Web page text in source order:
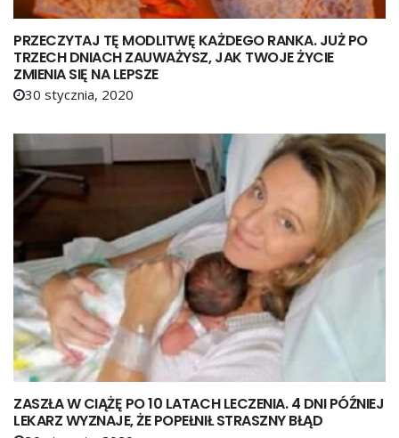
PRZECZYTAJ TĘ MODLITWĘ KAŻDEGO RANKA. JUŻ PO
TRZECH DNIACH ZAUWAŻYSZ, JAK TWOJE ŻYCIE
ZMIENIA SIĘ NA LEPSZE
30 stycznia, 2020
ZASZŁA W CIĄŻĘ PO 10 LATACH LECZENIA. 4 DNI PÓŹNIEJ
LEKARZ WYZNAJE, ŻE POPEŁNIŁ STRASZNY BŁĄD